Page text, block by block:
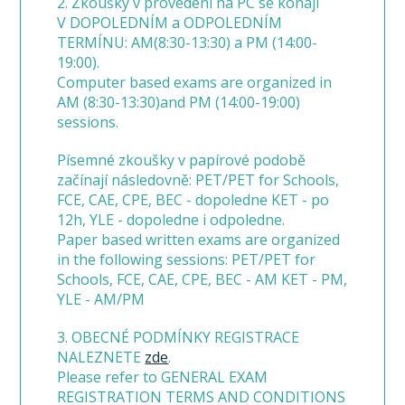
V DOPOLEDNÍM a ODPOLEDNÍM
TERMÍNU: AM(8:30-13:30) a PM (14:00-
19:00).
Computer based exams are organized in
AM (8:30-13:30)and PM (14:00-19:00)
sessions.
Písemné zkoušky v papírové podobě
začínají následovně: PET/PET for Schools,
FCE, CAE, CPE, BEC - dopoledne KET - po
12h, YLE - dopoledne i odpoledne.
Paper based written exams are organized
in the following sessions: PET/PET for
Schools, FCE, CAE, CPE, BEC - AM KET - PM,
YLE - AM/PM
3. OBECNÉ PODMÍNKY REGISTRACE
NALEZNETE zde.
Please refer to GENERAL EXAM
REGISTRATION TERMS AND CONDITIONS